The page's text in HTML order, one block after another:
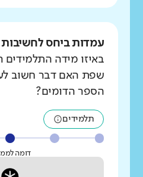
עמדות ביחס
באיזו מידה התלמידים
שפת האם דבר חשוב
הספר הדומים?
תלמידים
דומה